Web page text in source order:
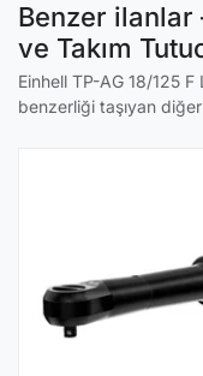
Benzer
ve Takım
Einhell TP-AG 18/125 F
benzerliği taşıyan